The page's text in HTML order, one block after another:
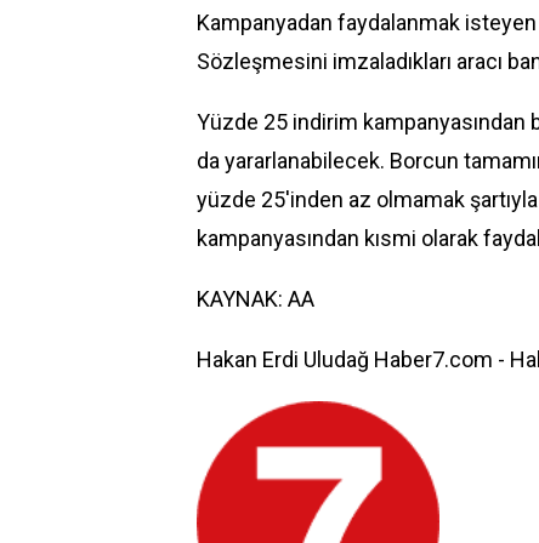
Kampanyadan faydalanmak
Sözleşmesini imzaladıkları aracı
Yüzde 25 indirim
da yararlanabilecek. Borcun
yüzde 25'inden az olmamak
kampanyasından kısmi olarak
KAYNAK: AA
Hakan Erdi Uludağ Haber7.com -